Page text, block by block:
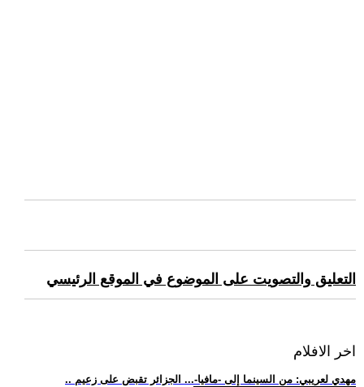
التعليق والتصويت على الموضوع في الموقع الرئيسي
اخر الافلام
.. مهدي لعريبي: من السينما إلى -مافيا-... الجزائر تقبض على زعيم